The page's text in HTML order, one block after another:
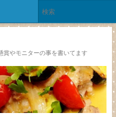
やモニターの事を書いてます